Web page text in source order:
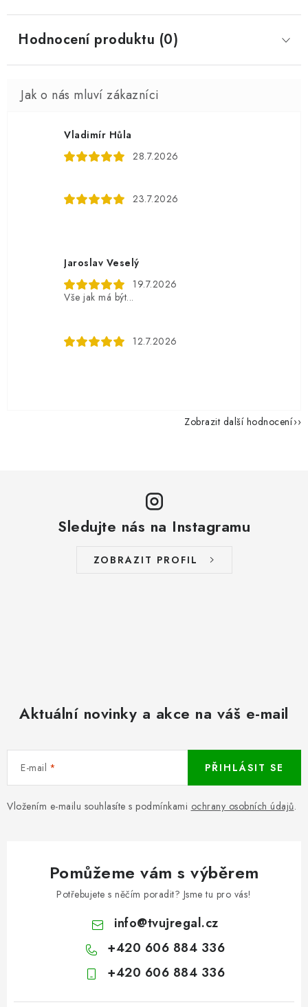
Hodnocení produktu (0)
Vladimír Hůla
28.7.2026
23.7.2026
Jaroslav Veselý
19.7.2026
Vše jak má být...
12.7.2026
Zobrazit další hodnocení
Sledujte nás na Instagramu
ZOBRAZIT PROFIL
Aktuální novinky a akce na váš e-mail
E-mail
Vložením e-mailu souhlasíte s podmínkami ochrany osobních údajů.
PŘIHLÁSIT SE
Pomůžeme vám s výběrem
Potřebujete s něčím poradit? Jsme tu pro vás!
info@tvujregal.cz
+420 606 884 336
+420 606 884 336